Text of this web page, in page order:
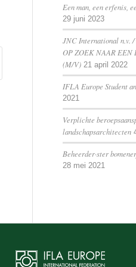
Een man, een erfenis,
29 juni 2023
JNC International n.v.
OP ZOEK NAAR EEN
(M/V) 21 april 2022
IFLA Europe Student
2021
Verplichte
landschapsarchitecten
Beheerder·ster
28 mei 2021